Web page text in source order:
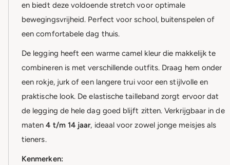
en biedt deze voldoende stretch voor optimale
bewegingsvrijheid. Perfect voor school, buitenspelen of
een comfortabele dag thuis.
De legging heeft een warme camel kleur die makkelijk te
combineren is met verschillende outfits. Draag hem onder
een rokje, jurk of een langere trui voor een stijlvolle en
praktische look. De elastische tailleband zorgt ervoor dat
de legging de hele dag goed blijft zitten. Verkrijgbaar in de
maten4 t/m 14 jaar, ideaal voor zowel jonge meisjes als
tieners.
Kenmerken: